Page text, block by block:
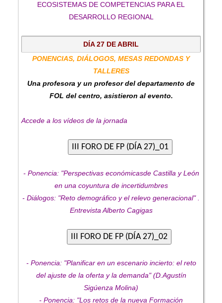
ECOSISTEMAS DE COMPETENCIAS PARA EL
DESARROLLO REGIONAL
DÍA 27 DE ABRIL
PONENCIAS, DIÁLOGOS, MESAS REDONDAS Y
TALLERES
Una profesora y un profesor del departamento de
FOL del centro, asistieron al evento.
Accede a los vídeos de la jornada
- Ponencia: "Perspectivas económicasde Castilla y León
en una coyuntura de incertidumbres
- Diálogos: "Reto demográfico y el relevo generacional" .
Entrevista Alberto Cagigas
- Ponencia: "Planificar en un escenario incierto: el reto
del ajuste de la oferta y la demanda" (D.Agustín
Sigúenza Molina)
- Ponencia: "Los retos de la nueva Formación